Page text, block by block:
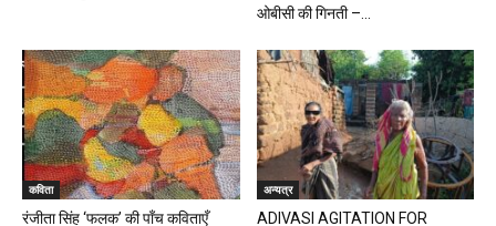
ओबीसी की गिनती –...
कविता
रंजीता सिंह ‘फलक’ की पॉंच कविताएँ
अन्यत्र
ADIVASI AGITATION FOR